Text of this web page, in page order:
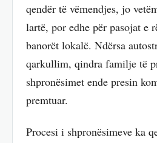
qendër të vëmendjes, jo
lartë, por edhe për pasojat e
banorët lokalë. Ndërsa
qarkullim, qindra familje të
shpronësimet ende presin
premtuar.
Procesi i shpronësimeve ka